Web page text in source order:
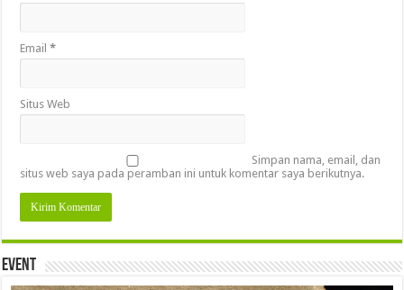
Email*
Situs Web
Simpan nama, email, dan
situs web saya pada peramban ini untuk komentar saya berikutnya.
Event